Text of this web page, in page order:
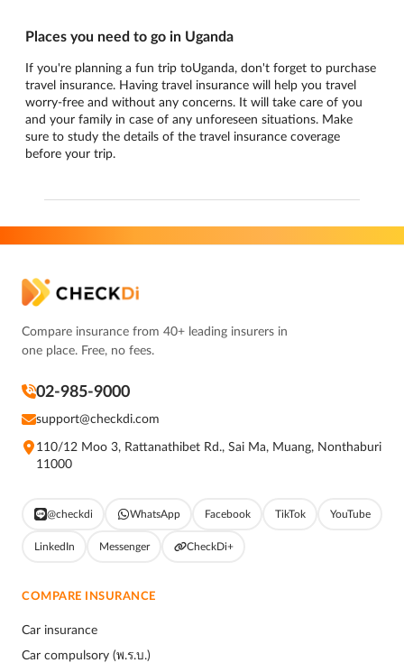
Places you need to go in Uganda
If you're planning a fun trip toUganda, don't forget to purchase
travel insurance. Having travel insurance will help you travel
worry-free and without any concerns. It will take care of you
and your family in case of any unforeseen situations. Make
sure to study the details of the travel insurance coverage
before your trip.
Compare insurance from 40+ leading insurers in
one place. Free, no fees.
02-985-9000
support@checkdi.com
110/12 Moo 3, Rattanathibet Rd., Sai Ma, Muang, Nonthaburi
11000
@checkdi WhatsApp Facebook TikTok YouTube
LinkedIn Messenger CheckDi+
COMPARE INSURANCE
Car insurance
Car compulsory (พ.ร.บ.)